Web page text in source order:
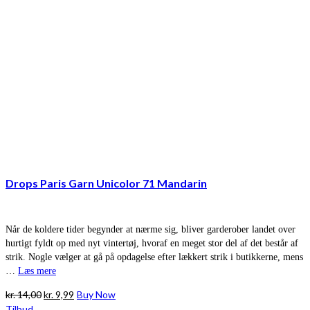
Drops Paris Garn Unicolor 71 Mandarin
Når de koldere tider begynder at nærme sig, bliver garderober landet over
hurtigt fyldt op med nyt vintertøj, hvoraf en meget stor del af det består af
strik. Nogle vælger at gå på opdagelse efter lækkert strik i butikkerne, mens
Læs mere
kr.14,00Den
kr.9,99 Den
Buy Now